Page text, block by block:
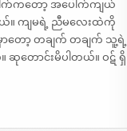
က်ကတော့ အပေါက်ကျယ်
။ ကျမရဲ့ ညီမလေးထဲကို
ာတော့ တချက် တချက် သူ့ရဲ့
။ ဆုတောင်းမိပါတယ်။ ဝဋ် ရှိ